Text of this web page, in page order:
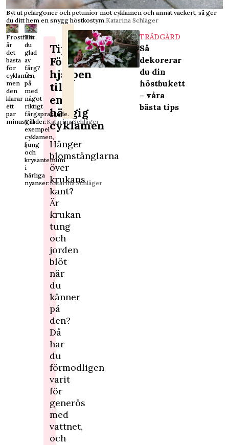
Byt ut pelargoner och petunior mot cyklamen och annat vackert, så ger
du ditt hem en snygg höstkostym.Katarina Schläger
Frostfritt
är
det
bästa
för
cyklamen,
men
den
klarar
ett
par
minusgrader.Katarina Schläger
Blir
du
glad
av
färg?
Ös
på
med
något
riktigt
färgsprakande.
Till
exempel
cyklamen,
ljung
och
krysantemum
i
härliga
nyanser.Katarina Schläger
Tips!
Första
hjälpen
till
en
hängig
cyklamen
Hänger
blomstänglarna
över
krukans
kant?
Är
krukan
tung
och
jorden
blöt
när
du
känner
på
den?
Då
har
du
förmodligen
varit
för
generös
med
vattnet,
och
TRÄDGÅRD
Så
dekorerar
du din
höstbukett
– våra
bästa tips